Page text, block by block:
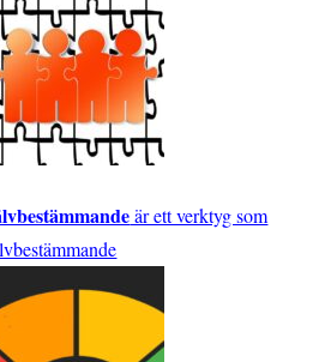
är ett verktyg som